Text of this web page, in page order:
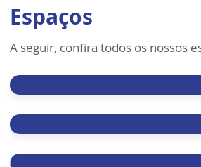
Espaços
A seguir, confira todos os nossos